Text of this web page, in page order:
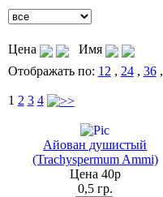
Цена
Имя
Отображать по: 12 , 24, 36,
1 2 3 4
Айован душистый
(Trachyspermum Ammi)
Цена 40р
0,5 гр.